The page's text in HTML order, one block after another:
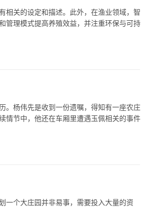
相关的设定和描述。此外，在渔业领域，智
管理模式提高养殖效益，并注重环保与可持
。杨伟先是收到一份遗嘱，得知有一座农庄
情节中，他还在车厢里遭遇玉佩相关的事件
一个大庄园并非易事，需要投入大量的资